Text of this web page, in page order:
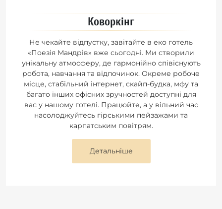
Коворкінг
Не чекайте відпустку, завітайте в еко готель
«Поезія Мандрів» вже сьогодні. Ми створили
унікальну атмосферу, де гармонійно співіснують
робота, навчання та відпочинок. Окреме робоче
місце, стабільний інтернет, скайп-будка, мфу та
багато інших офісних зручностей доступні для
вас у нашому готелі. Працюйте, а у вільний час
насолоджуйтесь гірськими пейзажами та
карпатським повітрям.
Детальніше